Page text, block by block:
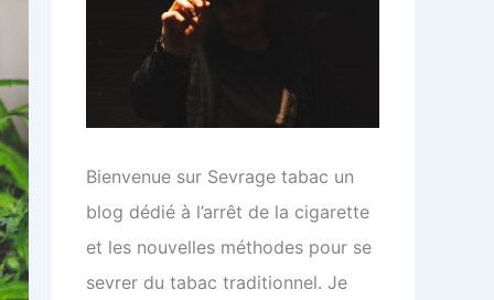
Bienvenue sur Sevrage tabac un
blog dédié à l’arrêt de la cigarette
et les nouvelles méthodes pour se
sevrer du tabac traditionnel. Je